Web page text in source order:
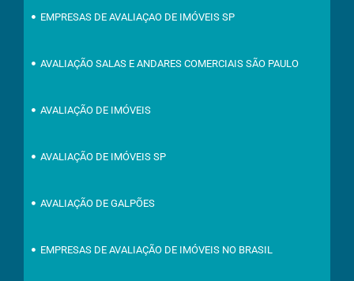
EMPRESAS DE AVALIAÇAO DE IMÓVEIS SP
AVALIAÇÃO SALAS E ANDARES COMERCIAIS SÃO PAULO
AVALIAÇÃO DE IMÓVEIS
AVALIAÇÃO DE IMÓVEIS SP
AVALIAÇÃO DE GALPÕES
EMPRESAS DE AVALIAÇÃO DE IMÓVEIS NO BRASIL